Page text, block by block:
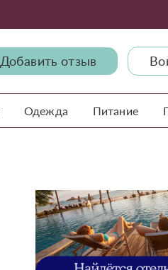
Добавить отзыв
Одежда Питание